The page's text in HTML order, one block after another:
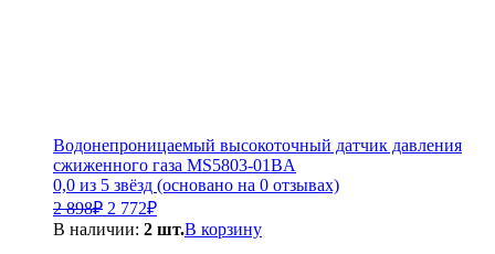
Водонепроницаемый высокоточный датчик давления
сжиженного газа MS5803-01BA
0,0 из 5 звёзд (основано на 0 отзывах)
2 898₽ Первоначальная
цена
составляла
2 772₽Текущая
цена:
В наличии: 2 шт.В корзину